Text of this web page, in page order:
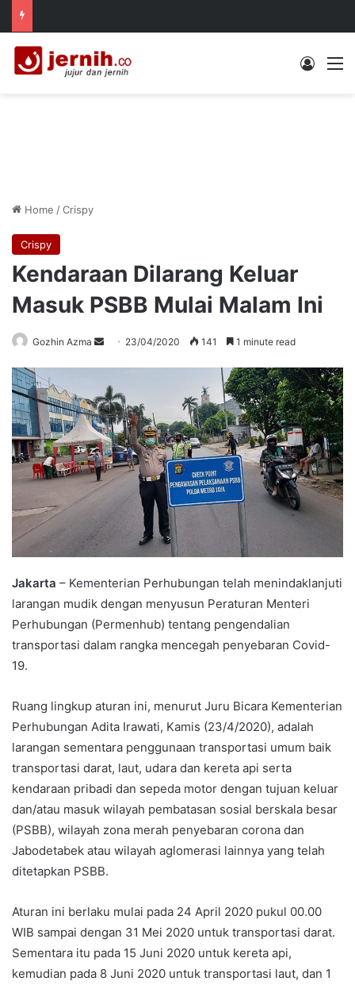
Log In
Home /Crispy
Crispy
Kendaraan Dilarang Keluar
Masuk PSBB Mulai Malam Ini
Gozhin Azma
Send 23/04/2020 141 1 minute read
Jakarta – Kementerian Perhubungan telah menindaklanjuti
larangan mudik dengan menyusun Peraturan Menteri
Perhubungan (Permenhub) tentang pengendalian
transportasi dalam rangka mencegah penyebaran Covid-
19.
Ruang lingkup aturan ini, menurut Juru Bicara Kementerian
Perhubungan Adita Irawati, Kamis (23/4/2020), adalah
larangan sementara penggunaan transportasi umum baik
transportasi darat, laut, udara dan kereta api serta
kendaraan pribadi dan sepeda motor dengan tujuan keluar
dan/atau masuk wilayah pembatasan sosial berskala besar
(PSBB), wilayah zona merah penyebaran corona dan
Jabodetabek atau wilayah aglomerasi lainnya yang telah
ditetapkan PSBB.
Aturan ini berlaku mulai pada 24 April 2020 pukul 00.00
WIB sampai dengan 31 Mei 2020 untuk transportasi darat.
Sementara itu pada 15 Juni 2020 untuk kereta api,
kemudian pada 8 Juni 2020 untuk transportasi laut, dan 1